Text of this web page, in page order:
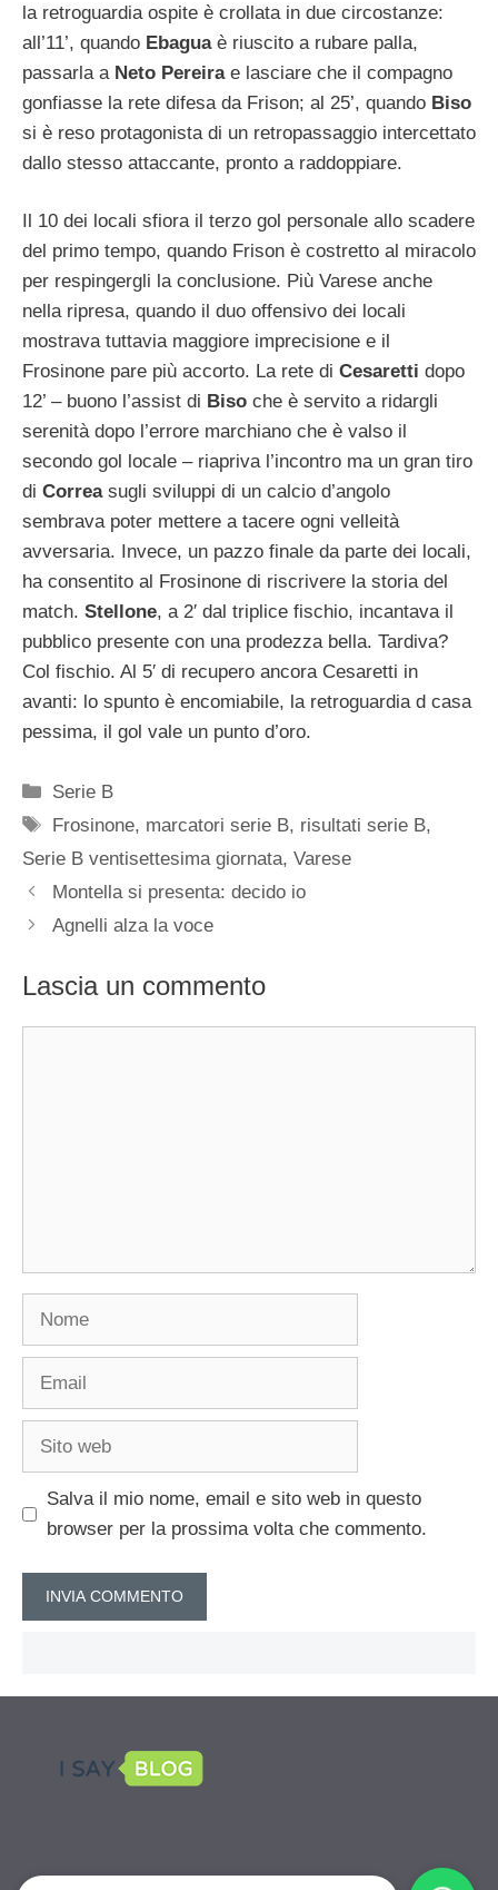
la retroguardia ospite è crollata in due circostanze:
all’11’, quando Ebaguaè riuscito a rubare palla,
passarla a Neto Pereirae lasciare che il compagno
gonfiasse la rete difesa da Frison; al 25’, quando Biso
si è reso protagonista di un retropassaggio intercettato
dallo stesso attaccante, pronto a raddoppiare.
Il 10 dei locali sfiora il terzo gol personale allo scadere
del primo tempo, quando Frison è costretto al miracolo
per respingergli la conclusione. Più Varese anche
nella ripresa, quando il duo offensivo dei locali
mostrava tuttavia maggiore imprecisione e il
Frosinone pare più accorto. La rete di Cesaretti dopo
12’ – buono l’assist di Biso che è servito a ridargli
serenità dopo l’errore marchiano che è valso il
secondo gol locale – riapriva l’incontro ma un gran tiro
di Correasugli sviluppi di un calcio d’angolo
sembrava poter mettere a tacere ogni velleità
avversaria. Invece, un pazzo finale da parte dei locali,
ha consentito al Frosinone di riscrivere la storia del
match. Stellone, a 2′ dal triplice fischio, incantava il
pubblico presente con una prodezza bella. Tardiva?
Col fischio. Al 5′ di recupero ancora Cesaretti in
avanti: lo spunto è encomiabile, la retroguardia d casa
pessima, il gol vale un punto d’oro.
Categorie
Serie B
Tag
Frosinone, marcatori serie B, risultati serie B,
Serie B ventisettesima giornata, Varese
Montella si presenta: decido io
Agnelli alza la voce
Lascia un commento
Nome
Email
Sito
Salva il mio nome, email e sito web in questo
browser per la prossima volta che commento.